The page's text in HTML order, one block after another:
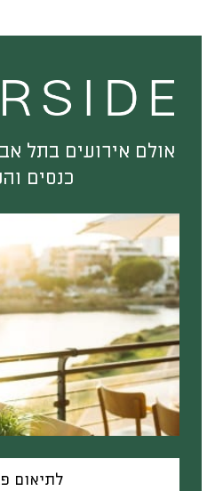
אולם אירועים בתל
כנסים
לתיאום